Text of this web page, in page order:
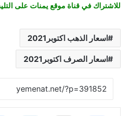
للاشتراك في قناة موقع يمنات على
اسعار الذهب اكتوبر2021
اسعار الصرف اكتوبر2021